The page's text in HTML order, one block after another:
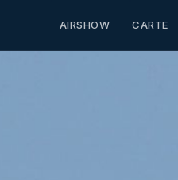
AIRSHOW CARTE